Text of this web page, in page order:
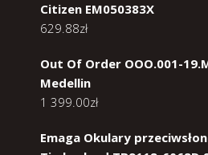
Citizen EM050383X
629.88zł
Out Of Order OOO.001-
Medellin
1 399.00zł
Emaga Okulary